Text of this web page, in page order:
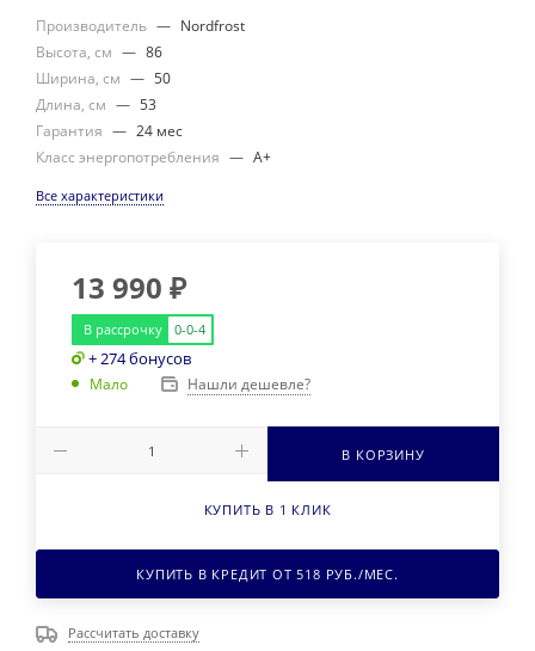
Производитель — Nordfrost
Высота, см — 86
Ширина, см — 50
Длина, см — 53
Гарантия — 24 мес
Класс энергопотребления — A+
Все характеристики
13 990 ₽
В рассрочку 0-0-4
+ 274 бонусов
Мало Нашли дешевле?
В КОРЗИНУ
КУПИТЬ В 1 КЛИК
КУПИТЬ В КРЕДИТ ОТ 518 РУБ./МЕС.
Рассчитать доставку